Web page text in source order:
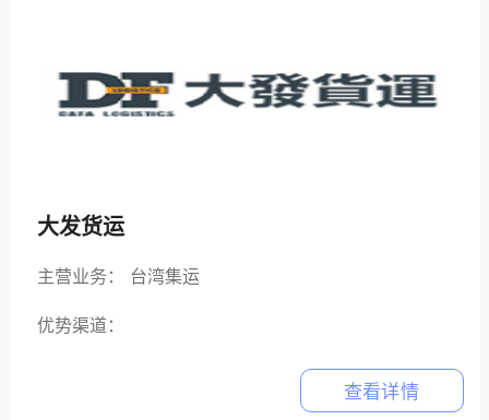
大发货运
主营业务： 台湾集运
优势渠道：
查看详情